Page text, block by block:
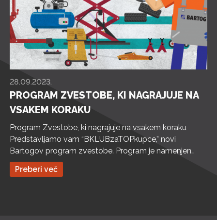
28.09.2023.
PROGRAM ZVESTOBE, KI NAGRAJUJE NA
VSAKEM KORAKU
Program Zvestobe, ki nagrajuje na vsakem koraku
Predstavljamo vam “BKLUBzaTOPkupce,” novi
Bartogov program zvestobe. Program je namenjen
vsem, ki kupujete blago v eni izmed naših Bartog d.o.o.
poslovalnic ali preko naše spletne strani www.bartog.si.
Preberi več